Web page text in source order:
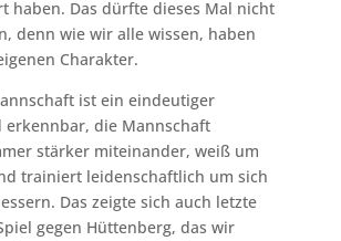
haben. Das dürfte dieses Mal nicht
denn wie wir alle wissen, haben
Charakter.
ist ein eindeutiger
erkennbar, die Mannschaft
stärker miteinander, weiß um
trainiert leidenschaftlich um sich
Das zeigte sich auch letzte
gegen Hüttenberg, das wir